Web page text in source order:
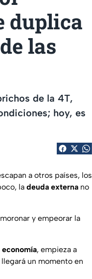
duplica
las
de la 4T,
hoy, es
a otros países, los
la deuda externa no
y empeorar la
economía, empieza a
un momento en